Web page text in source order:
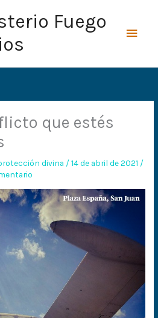
Fuego
que estés
divina /14 de abril de 2021 /